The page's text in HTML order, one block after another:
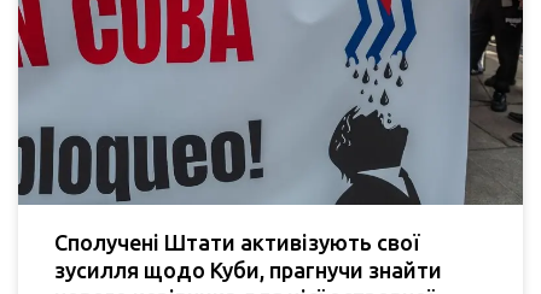
Сполучені Штати активізують свої
зусилля щодо Куби, прагнучи знайти